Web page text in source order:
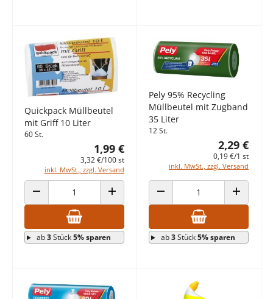
Quickpack Müllbeutel
mit Griff 10 Liter
60 St.
1,99 €
3,32 €/100 st
inkl. MwSt., zzgl. Versand
ANZAHL VERRINGERN ANZAHL ERHÖHEN
ab3Stück5% sparen
Pely 95% Recycling
Müllbeutel mit Zugband
35 Liter
12 St.
2,29 €
0,19 €/1 st
inkl. MwSt., zzgl. Versand
ANZAHL VERRINGERN ANZAHL
ab3Stück5% sparen